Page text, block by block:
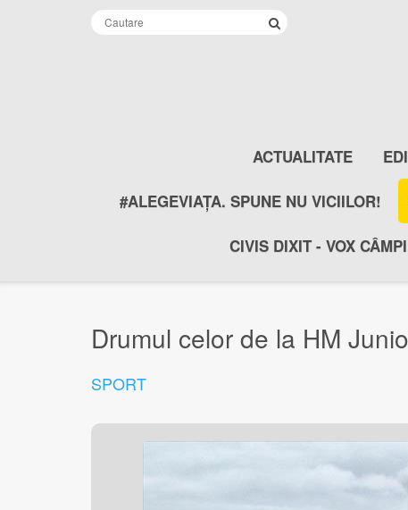
ACTUALITATE
#ALEGEVIAȚA. SPUNE NU VICIILOR!
CIVIS DIXIT - VOX
Drumul celor de la HM
SPORT